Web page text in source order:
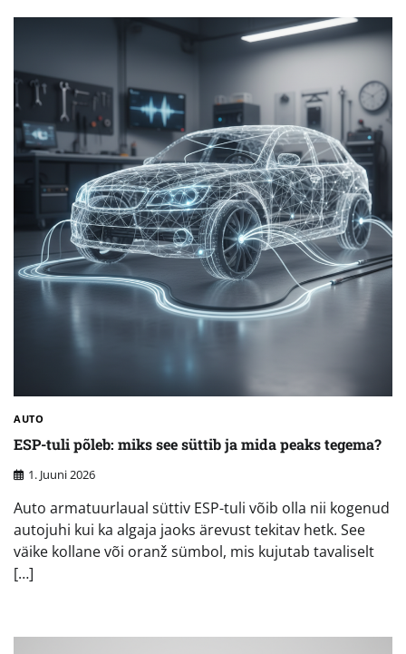
AUTO
ESP-tuli põleb: miks see süttib ja mida peaks tegema?
1. Juuni 2026
Auto armatuurlaual süttiv ESP-tuli võib olla nii kogenud
autojuhi kui ka algaja jaoks ärevust tekitav hetk. See
väike kollane või oranž sümbol, mis kujutab tavaliselt
[…]